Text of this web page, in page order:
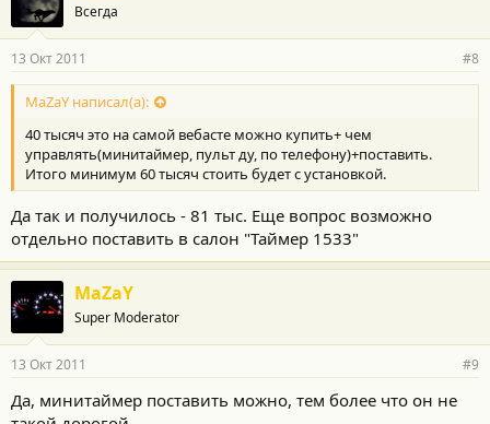
Всегда
13 Окт 2011 #8
MaZaY написал(а):
40 тысяч это на самой вебасте можно купить+ чем
управлять(минитаймер, пульт ду, по телефону)+поставить.
Итого минимум 60 тысяч стоить будет с установкой.
Да так и получилось - 81 тыс. Еще вопрос возможно
отдельно поставить в салон "Таймер 1533"
MaZaY
Super Moderator
13 Окт 2011 #9
Да, минитаймер поставить можно, тем более что он не